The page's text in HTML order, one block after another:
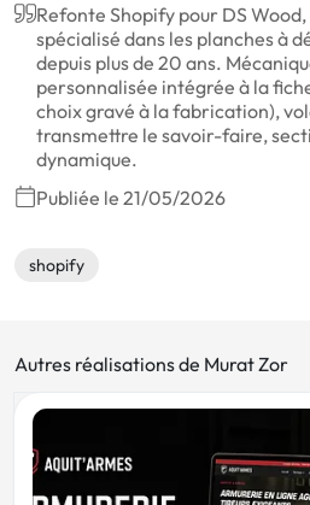
Refonte Shopify pour DS
spécialisé dans les planches à
depuis plus de 20 ans.
personnalisée intégrée à la
choix gravé à la fabrication),
transmettre le savoir-faire,
dynamique.
Publiée le 21/05/2026
shopify
Autres réalisations de Murat Zor